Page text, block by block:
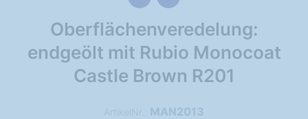
Oberflächenveredelung:
endgeölt mit Rubio Monocoat
Castle Brown R201
ArtikelNr.: MAN2013